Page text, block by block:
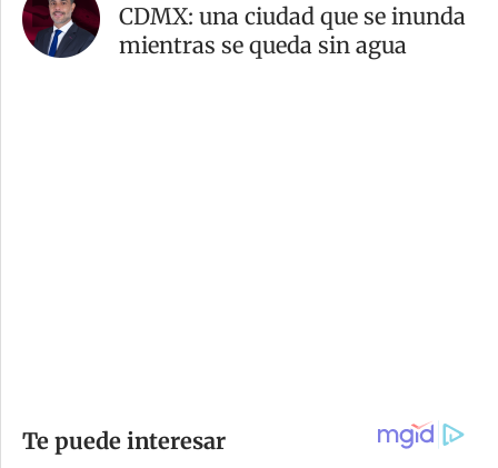
CDMX: una ciudad que se inunda
mientras se queda sin agua